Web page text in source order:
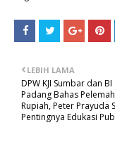
LEBIH LAMA
DPW KJI Sumbar dan
Padang Bahas
Rupiah, Peter Prayuda
Pentingnya Edukasi